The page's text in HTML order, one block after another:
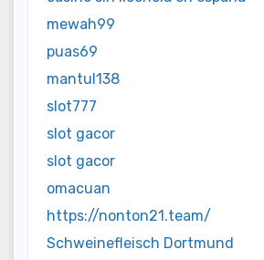
mewah99
puas69
mantul138
slot777
slot gacor
slot gacor
omacuan
https://nonton21.team/
Schweinefleisch Dortmund